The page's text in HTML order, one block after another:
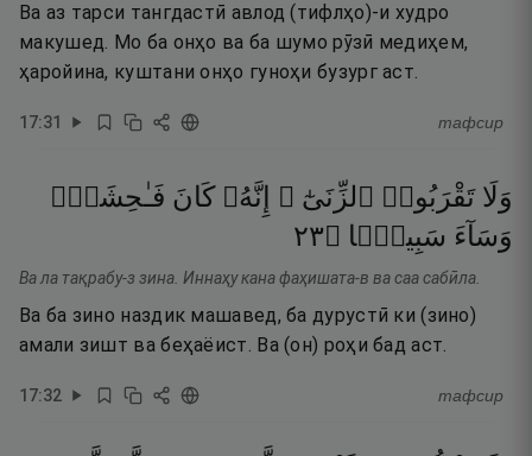
Ва аз тарси тангдастӣ авлод (тифлҳо)-и худро
макушед. Мо ба онҳо ва ба шумо рӯзӣ медиҳем,
ҳаройина, куштани онҳо гуноҳи бузург аст.
17:31 тафсир
وَلَا تَقْرَبُوا۟ ٱلزِّنَىٰٓ ۖ إِنَّهُۥ كَانَ فَـٰحِشَةًۭ
وَسَآءَ سَبِيلًۭا ۝٣٢
Ва ла тақрабу-з зина. Иннаҳу кана фаҳишата-в ва саа сабӣла.
Ва ба зино наздик машавед, ба дурустӣ ки (зино)
амали зишт ва беҳаёист. Ва (он) роҳи бад аст.
17:32 тафсир